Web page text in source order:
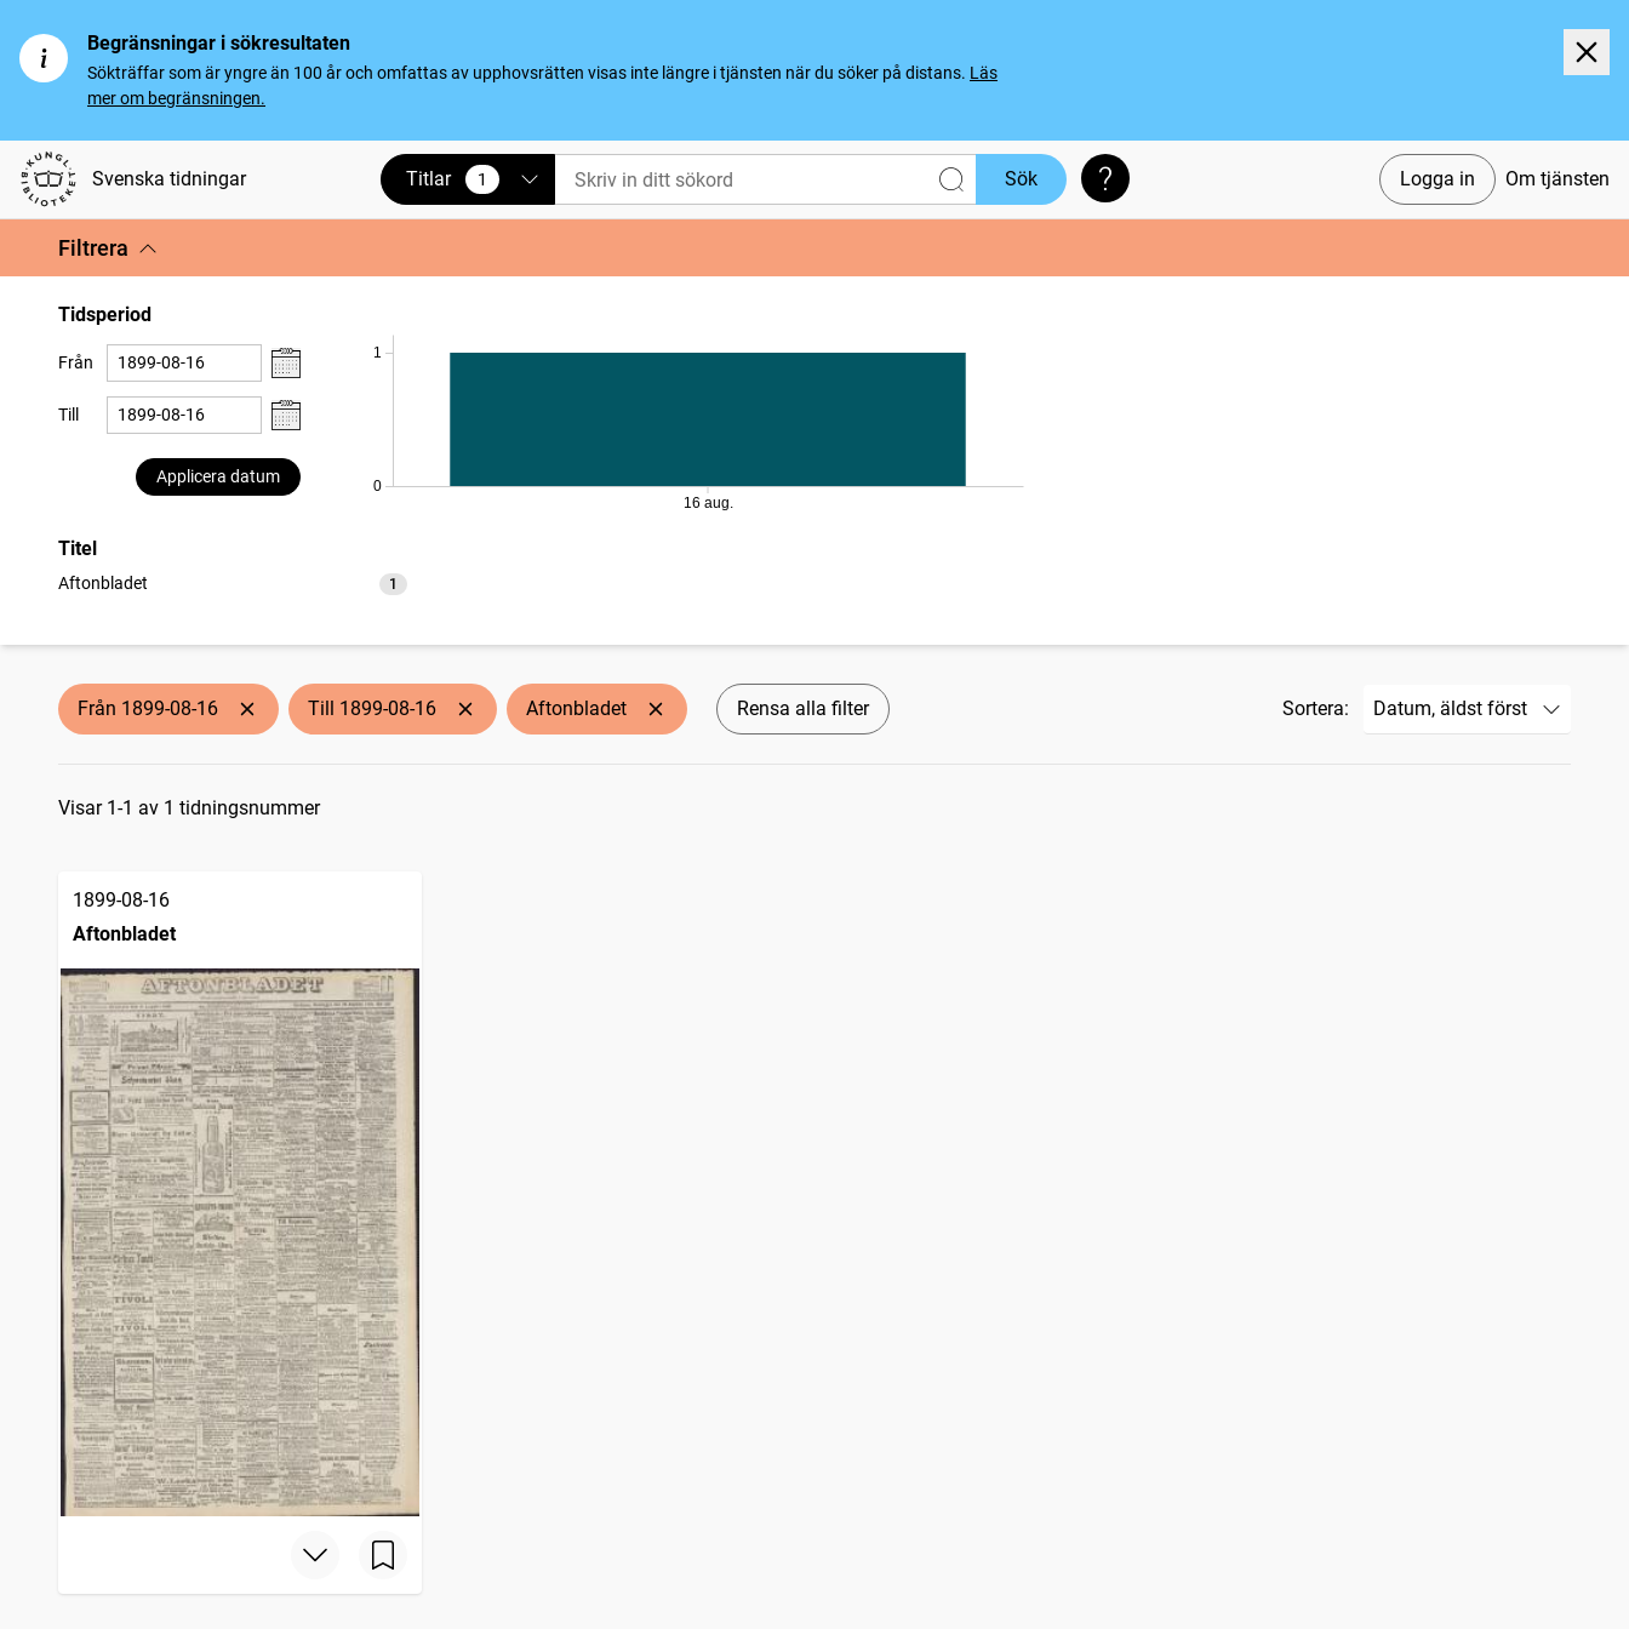
Begränsningar i sökresultaten
Sökträffar som är yngre än 100 år och omfattas av upphovsrätten visas inte längre i tjänsten när du söker på distans. Läs
mer om begränsningen.
Svenska tidningar Logga in Om tjänsten
Titlar 1
vald Sök Söktips
Filtrera
Tidsperiod
Från
Till
Applicera datum
0
1
16 aug.
Titel
Aftonbladet 1
träffar
Från 1899-08-16 Till 1899-08-16 Aftonbladet Rensa alla filter Sortera:
Sökresultat
Visar 1-1 av 1 tidningsnummer
1899-08-16
Aftonbladet